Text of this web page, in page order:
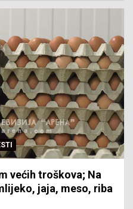
većih troškova; Na
jaja, meso, riba